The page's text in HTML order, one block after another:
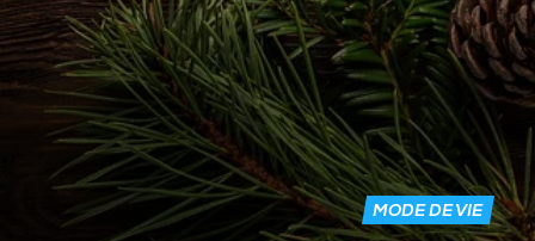
MODE DE VIE